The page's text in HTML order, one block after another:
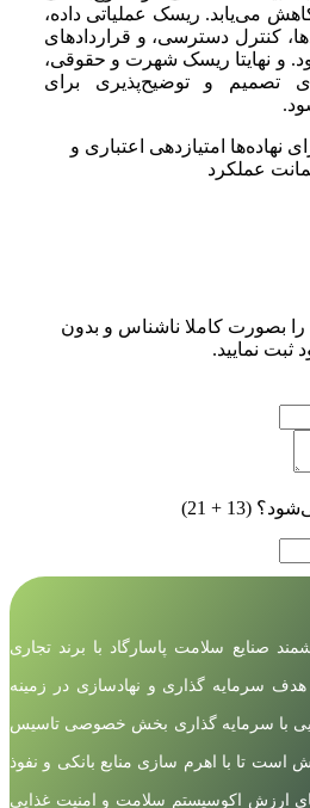
می‌یابد. ریسک عملیاتی داده،
کنترل دسترسی، و قراردادهای
و نهایتا ریسک شهرت و حقوقی،
تصمیم و توضیح‌پذیری برای
را بصورت کاملا ناشناس و بدون
نمایید.
(13 + 21)
صنایع سلامت پاسارگاد با برند تجاری
در پاییز سال 1402 با هدف سرمایه گذاری و نهادسازی در زمینه
با سرمایه گذاری بخش خصوصی تاسیس
است تا با اهرم سازی منابع بانکی و نفوذ
ارزش اکوسیستم سلامت و امنیت غذایی